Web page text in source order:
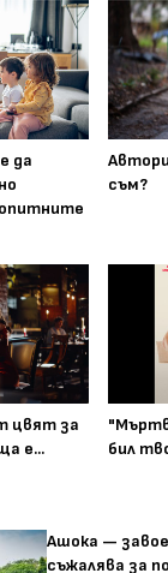
да
съм?
цвят за
е...
бил
Ашока —
съжалява за